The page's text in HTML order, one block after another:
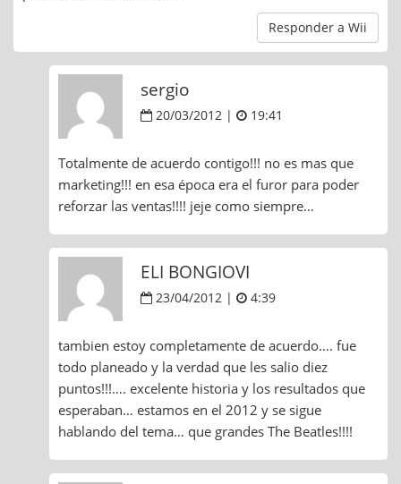
Responder a Wii
sergio
20/03/2012 | 19:41
Totalmente de acuerdo contigo!!! no es mas que
marketing!!! en esa época era el furor para poder
reforzar las ventas!!!! jeje como siempre…
ELI BONGIOVI
23/04/2012 | 4:39
tambien estoy completamente de acuerdo…. fue
todo planeado y la verdad que les salio diez
puntos!!!…. excelente historia y los resultados que
esperaban… estamos en el 2012 y se sigue
hablando del tema… que grandes The Beatles!!!!